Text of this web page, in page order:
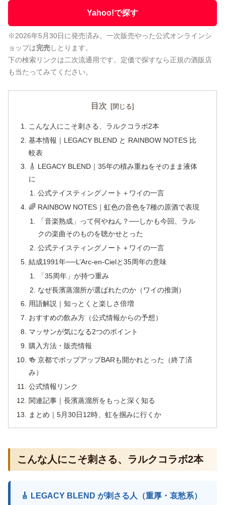
Yahoo!で探す
※2026年5月30日に発売済み。一次販売やった公式オンラインシ
ョップは完売 しとります。
下の検索リンクは二次流通用です。定価で探すなら正規の酒販店
も当たってみてください。
目次
こんな人にこそ刺さる、ラルクコラボ2本
基本情報｜LEGACY BLEND と RAINBOW NOTES 比
較表
🎸 LEGACY BLEND｜35年の積み重ねをそのまま液体
に
公式テイスティングノート＋ワイの一言
🌈 RAINBOW NOTES｜虹色の音色を7種の原酒で表現
「音楽熟成」って何やねん？──しかも今回、ラル
クの楽曲そのものを聴かせとった
公式テイスティングノート＋ワイの一言
結成1991年──L’Arc-en-Cielと35周年の意味
「35周年」が持つ重み
なぜ長濱蒸溜所が選ばれたのか（ワイの推測）
用語解説｜知っとくと楽しさ倍増
おすすめの飲み方（公式情報からの予想）
マッサンが気になる2つのポイント
購入方法・販売情報
🍻 京都でポップアップBARも開かれとった（終了済
み）
公式情報リンク
関連記事｜長濱蒸溜所をもっと深く知る
まとめ｜5月30日12時、虹を掴みに行くか
こんな人にこそ刺さる、ラルクコラボ2本
🎸 LEGACY BLEND が刺さる人（重厚・哀愁系）